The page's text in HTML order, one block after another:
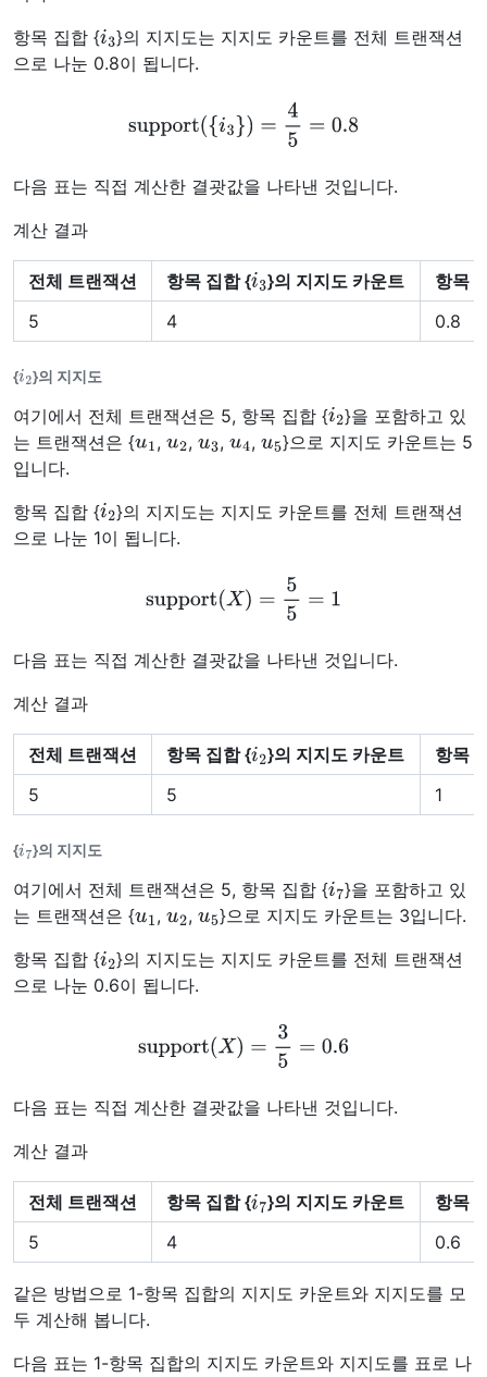
항목 집합 {i3}의 지지도는 지지도 카운트를 전체 트랜잭션
으로 나눈 0.8이 됩니다.
5=
다음 표는 직접 계산한 결괏값을 나타낸 것입니다.
계산 결과
전체 트랜잭션 항목 집합 {i3}의 지지도 카운트
항목
5
4 0.8
{i2 }의 지지도
여기에서 전체 트랜잭션은 5, 항목 집합 {i2}을 포함하고 있
는 트랜잭션은 {u1 , u2 , u3 , u4, u5}으로 지지도 카운트는 5
입니다.
항목 집합 {i2}의 지지도는 지지도 카운트를 전체 트랜잭션
으로 나눈 1이 됩니다.
5=
다음 표는 직접 계산한 결괏값을 나타낸 것입니다.
계산 결과
전체 트랜잭션 항목 집합 {i2}의 지지도 카운트
항목
5
5 1
{i7 }의 지지도
여기에서 전체 트랜잭션은 5, 항목 집합 {i7}을 포함하고 있
는 트랜잭션은 {u1 , u2, u5}으로 지지도 카운트는 3입니다.
항목 집합 {i2}의 지지도는 지지도 카운트를 전체 트랜잭션
으로 나눈 0.6이 됩니다.
5=
다음 표는 직접 계산한 결괏값을 나타낸 것입니다.
계산 결과
전체 트랜잭션 항목 집합 {i7}의 지지도 카운트
항목
5
4 0.6
같은 방법으로 1-항목 집합의 지지도 카운트와 지지도를 모
두 계산해 봅니다.
다음 표는 1-항목 집합의 지지도 카운트와 지지도를 표로 나